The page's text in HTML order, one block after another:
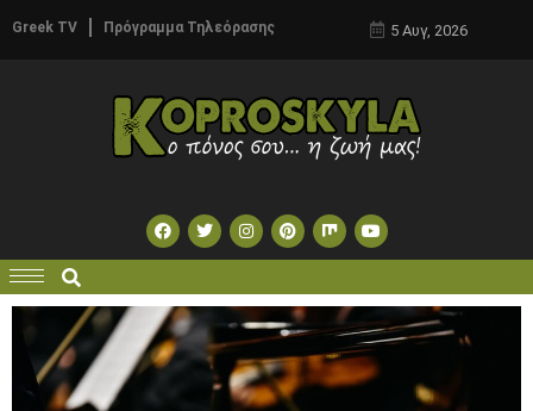
Greek TV Πρόγραμμα Τηλεόρασης 5 Αυγ, 2026